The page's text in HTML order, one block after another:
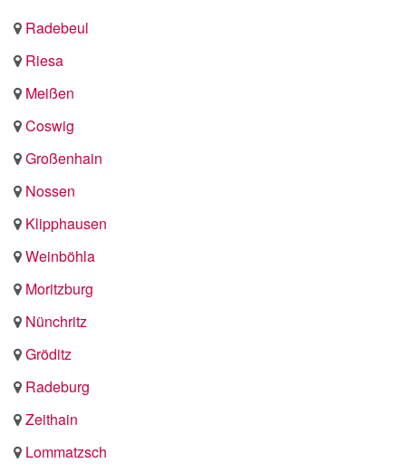
Radebeul
Riesa
Meißen
Coswig
Großenhain
Nossen
Klipphausen
Weinböhla
Moritzburg
Nünchritz
Gröditz
Radeburg
Zeithain
Lommatzsch